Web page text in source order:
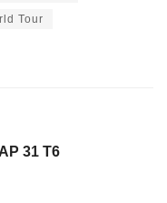
Tour
31 T6